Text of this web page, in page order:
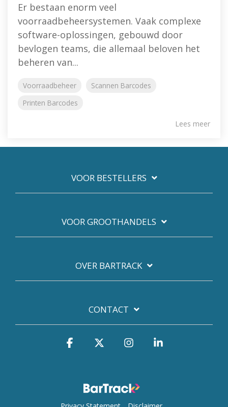
Er bestaan enorm veel
voorraadbeheersystemen. Vaak complexe
software-oplossingen, gebouwd door
bevlogen teams, die allemaal beloven het
beheren van...
Voorraadbeheer
Scannen Barcodes
Printen Barcodes
Lees meer
VOOR BESTELLERS
VOOR GROOTHANDELS
OVER BARTRACK
CONTACT
Facebook Instagram